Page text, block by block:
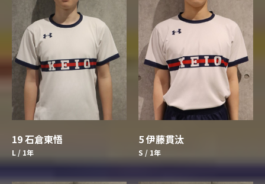
19 石倉東悟
L / 1年
5 伊藤貫汰
S / 1年